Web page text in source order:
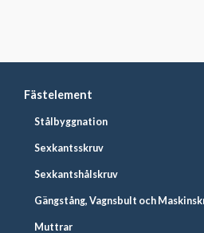
Fästelement
Stålbyggnation
Sexkantsskruv
Sexkantshålskruv
Gängstång, Vagnsbult och
Muttrar